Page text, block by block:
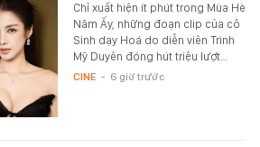
Chỉ xuất hiện ít phút trong Mùa Hè
Năm Ấy, những đoạn clip của cô
Sinh dạy Hoá do diễn viên Trình
Mỹ Duyên đóng hút triệu lượt…
CINE - 6 giờ trước